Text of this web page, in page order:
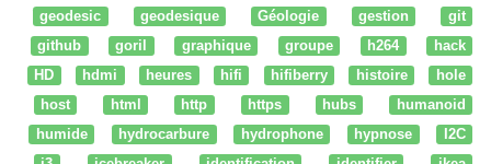
geodesic
geodesique Géologie gestion
git
github
goril graphique groupe h264
hack
HD
hdmi heures hifi hifiberry histoire
hole
host
html http https hubs
humanoid
humide
hydrocarbure hydrophone hypnose
I2C